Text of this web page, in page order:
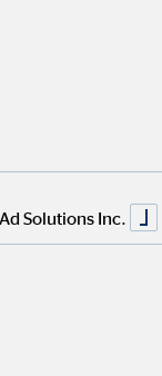
alle wichtigen
ganz
variable
Solutions Inc.